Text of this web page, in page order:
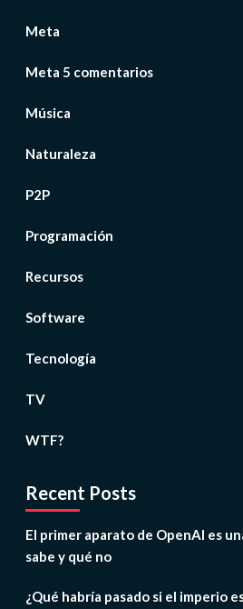
Meta
Meta 5 comentarios
Música
Naturaleza
P2P
Programación
Recursos
Software
Tecnología
TV
WTF?
Recent Posts
El primer aparato de OpenAI es
sabe y qué no
¿Qué habría pasado si el imperio